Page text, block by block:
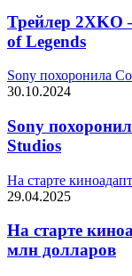
Трейлер 2XKO
of Legends
Sony похоронила
30.10.2024
Sony
Studios
На старте
29.04.2025
На старте
млн долларов